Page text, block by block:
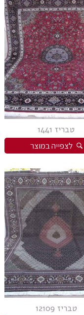
טבריז 1441
לצפייה במוצר
טבריז 12109